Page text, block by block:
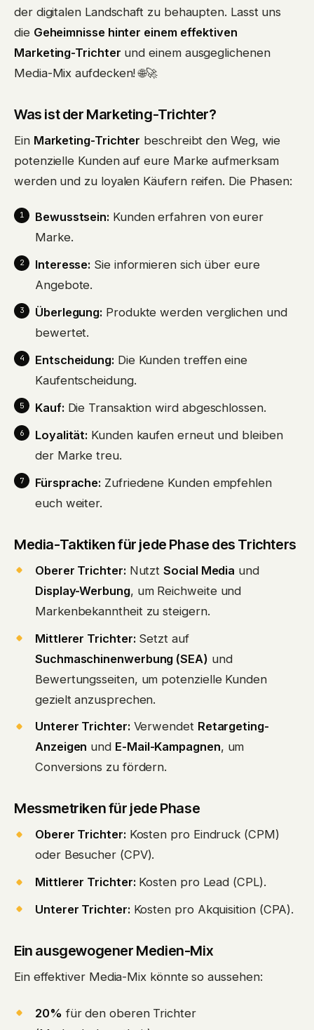
der digitalen Landschaft zu behaupten. Lasst uns
die Geheimnisse hinter einem effektiven
Marketing-Trichter und einem ausgeglichenen
Media-Mix aufdecken! 🌐🚀
Was ist der Marketing-Trichter?
Ein Marketing-Trichter beschreibt den Weg, wie
potenzielle Kunden auf eure Marke aufmerksam
werden und zu loyalen Käufern reifen. Die Phasen:
Bewusstsein: Kunden erfahren von eurer
Marke.
Interesse: Sie informieren sich über eure
Angebote.
Überlegung: Produkte werden verglichen und
bewertet.
Entscheidung: Die Kunden treffen eine
Kaufentscheidung.
Kauf: Die Transaktion wird abgeschlossen.
Loyalität: Kunden kaufen erneut und bleiben
der Marke treu.
Fürsprache: Zufriedene Kunden empfehlen
euch weiter.
Media-Taktiken für jede Phase des Trichters
Oberer Trichter: NutztSocial Media und
Display-Werbung, um Reichweite und
Markenbekanntheit zu steigern.
Mittlerer Trichter: Setzt auf
Suchmaschinenwerbung (SEA) und
Bewertungsseiten, um potenzielle Kunden
gezielt anzusprechen.
Unterer Trichter: Verwendet Retargeting-
Anzeigen und E-Mail-Kampagnen, um
Conversions zu fördern.
Messmetriken für jede Phase
Oberer Trichter: Kosten pro Eindruck (CPM)
oder Besucher (CPV).
Mittlerer Trichter: Kosten pro Lead (CPL).
Unterer Trichter: Kosten pro Akquisition (CPA).
Ein ausgewogener Medien-Mix
Ein effektiver Media-Mix könnte so aussehen:
20% für den oberen Trichter